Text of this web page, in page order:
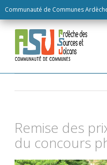
Communauté de Communes
to
content
Remise des
du concours